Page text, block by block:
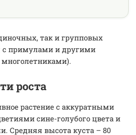
так и групповых
с примулами и другими
роста
растение с аккуратными
сине-голубого цвета и
Средняя высота куста – 80